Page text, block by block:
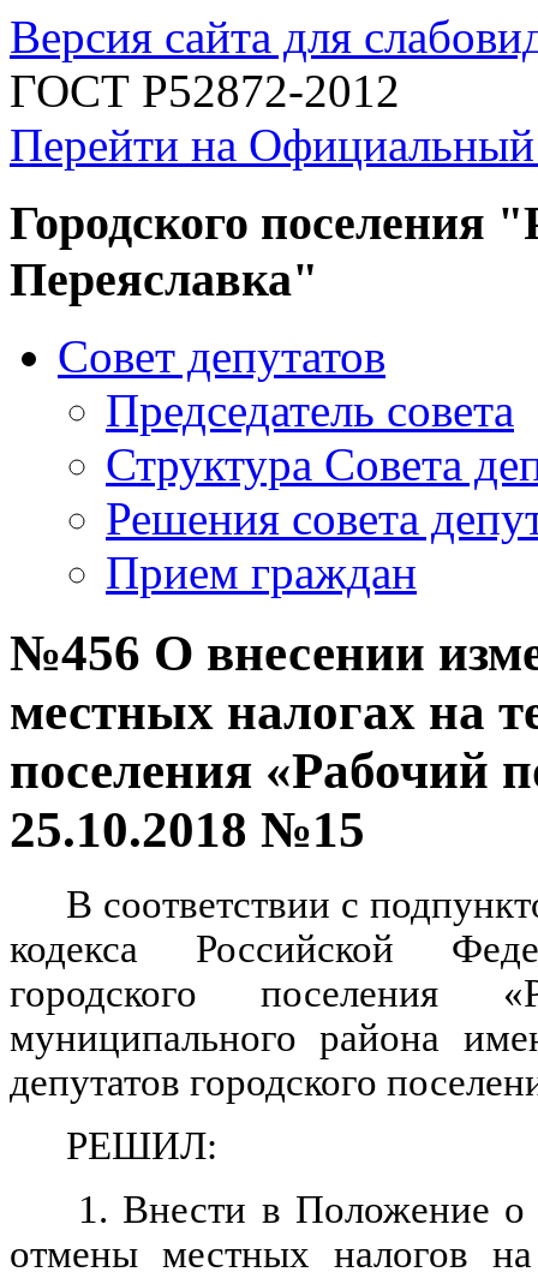
Версия сайта для
ГОСТ Р52872-2012
Перейти на
Городского поселения
Переяславка"
Совет депутатов
Председатель совета
Структура Совета
Решения совета
Прием граждан
№456 О внесении
местных налогах на
поселения «Рабочий
25.10.2018 №15
В соответствии с
кодекса Российской
городского поселения
муниципального района
депутатов городского
РЕШИЛ:
1. Внести в Положение о
отмены местных налогов на